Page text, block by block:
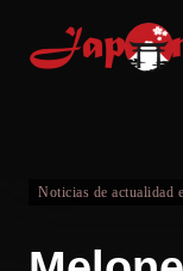
Noticias de actualidad